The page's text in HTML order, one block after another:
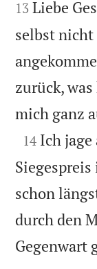
13 Liebe
selbst nicht
zurück,
mich ganz

14 Ich
schon
durch den
Gegenwart